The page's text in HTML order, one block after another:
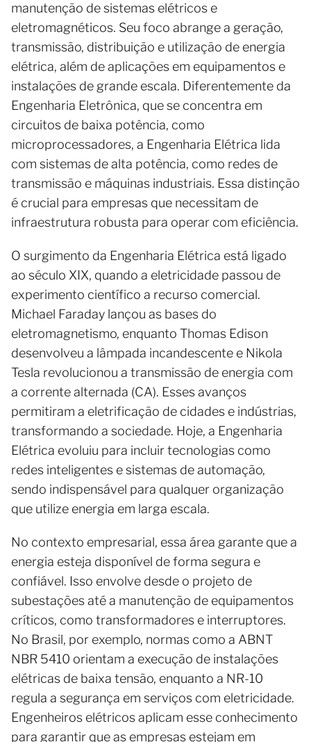
manutenção de sistemas elétricos e
eletromagnéticos. Seu foco abrange a geração,
transmissão, distribuição e utilização de energia
elétrica, além de aplicações em equipamentos e
instalações de grande escala. Diferentemente da
Engenharia Eletrônica, que se concentra em
circuitos de baixa potência, como
microprocessadores, a Engenharia Elétrica lida
com sistemas de alta potência, como redes de
transmissão e máquinas industriais. Essa distinção
é crucial para empresas que necessitam de
infraestrutura robusta para operar com eficiência.
O surgimento da Engenharia Elétrica está ligado
ao século XIX, quando a eletricidade passou de
experimento científico a recurso comercial.
Michael Faraday lançou as bases do
eletromagnetismo, enquanto Thomas Edison
desenvolveu a lâmpada incandescente e Nikola
Tesla revolucionou a transmissão de energia com
a corrente alternada (CA). Esses avanços
permitiram a eletrificação de cidades e indústrias,
transformando a sociedade. Hoje, a Engenharia
Elétrica evoluiu para incluir tecnologias como
redes inteligentes e sistemas de automação,
sendo indispensável para qualquer organização
que utilize energia em larga escala.
No contexto empresarial, essa área garante que a
energia esteja disponível de forma segura e
confiável. Isso envolve desde o projeto de
subestações até a manutenção de equipamentos
críticos, como transformadores e interruptores.
No Brasil, por exemplo, normas como a ABNT
NBR 5410 orientam a execução de instalações
elétricas de baixa tensão, enquanto a NR-10
regula a segurança em serviços com eletricidade.
Engenheiros elétricos aplicam esse conhecimento
para garantir que as empresas estejam em